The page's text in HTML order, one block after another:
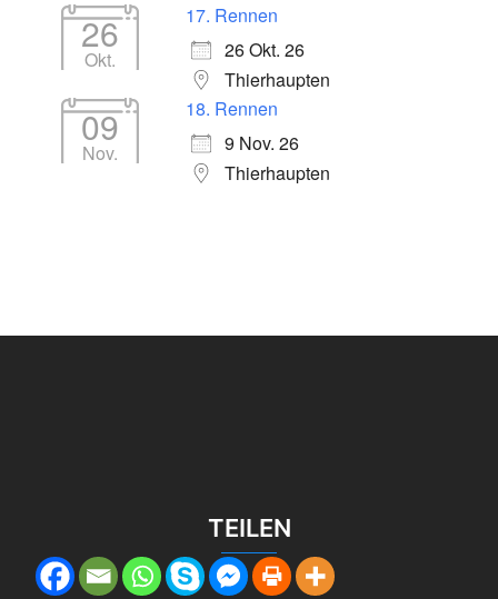
26
Okt.
17. Rennen
26 Okt. 26
Thierhaupten
09
Nov.
18. Rennen
9 Nov. 26
Thierhaupten
TEILEN